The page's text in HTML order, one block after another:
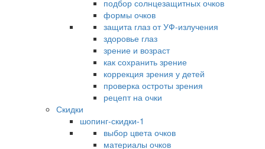
подбор солнцезащитных очков
формы очков
защита глаз от УФ-излучения
здоровье глаз
зрение и возраст
как сохранить зрение
коррекция зрения у детей
проверка остроты зрения
рецепт на очки
Скидки
шопинг-скидки-1
выбор цвета очков
материалы очков